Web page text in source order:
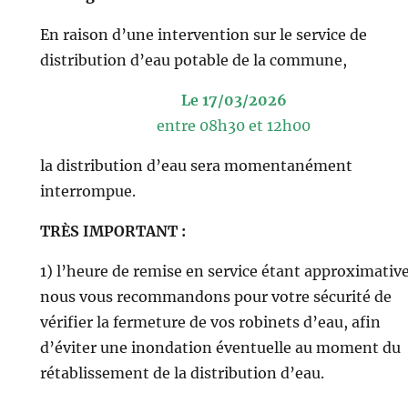
En raison d’une intervention sur le service de
distribution d’eau potable de la commune,
Le 17/03/2026
entre 08h30 et 12h00
la distribution d’eau sera momentanément
interrompue.
TRÈS IMPORTANT :
1) l’heure de remise en service étant
nous vous recommandons pour votre sécurité de
vérifier la fermeture de vos robinets d’eau, afin
d’éviter une inondation éventuelle au moment du
rétablissement de la distribution d’eau.